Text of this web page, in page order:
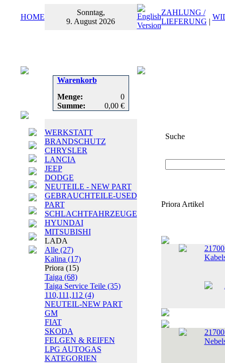
HOME
Sonntag,
9. August 2026
ZAHLUNG /
LIEFERUNG |
Warenkorb
Menge:
0
Summe:
0,00 €
WERKSTATT
BRANDSCHUTZ
CHRYSLER
LANCIA
JEEP
DODGE
NEUTEILE - NEW PART
GEBRAUCHTEILE-USED
PART
SCHLACHTFAHRZEUGE
HYUNDAI
MITSUBISHI
LADA
Alle (27)
Kalina (17)
Priora (15)
Taiga (68)
Taiga Service Teile (35)
110,111,112 (4)
NEUTEIL-NEW PART
GM
FIAT
SKODA
FELGEN & REIFEN
LPG AUTOGAS
KATEGORIEN
Suche
Priora Artikel